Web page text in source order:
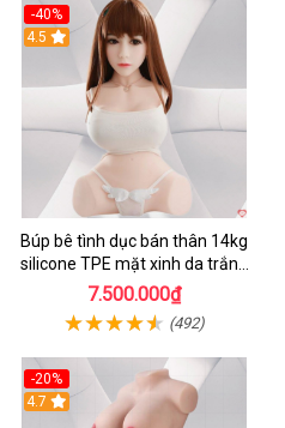
-40%
4.5
Búp bê tình dục bán thân 14kg
silicone TPE mặt xinh da trắng
hồng
7.500.000₫
(492)
-20%
4.7